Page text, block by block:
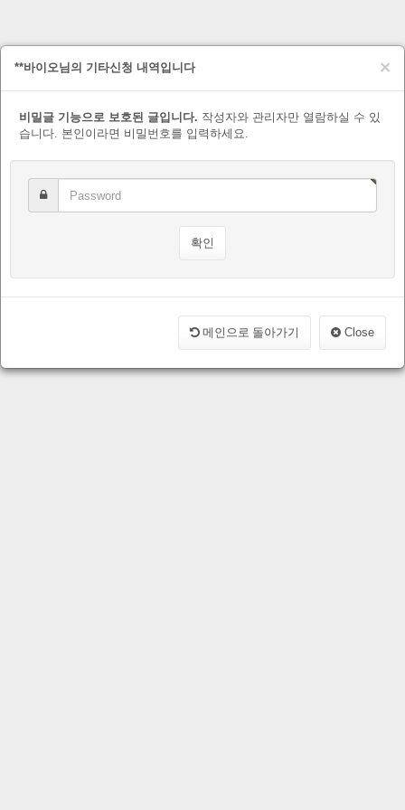
×
**바이오님의 기타신청 내역입니다
비밀글 기능으로 보호된 글입니다. 작성자와 관리자만 열람하실 수 있
습니다. 본인이라면 비밀번호를 입력하세요.
메인으로 돌아가기 Close